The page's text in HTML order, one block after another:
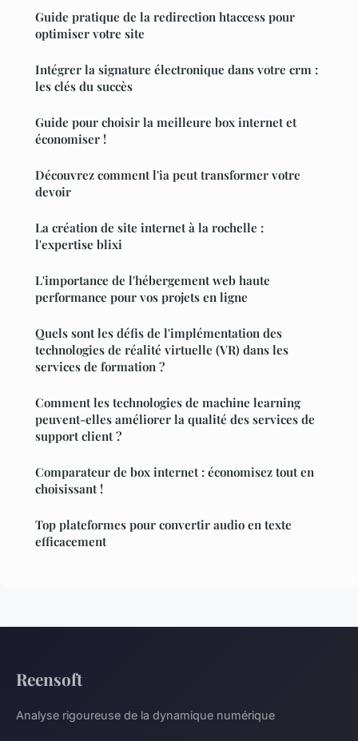
Guide pratique de la redirection htaccess pour
optimiser votre site
Intégrer la signature électronique dans votre crm :
les clés du succès
Guide pour choisir la meilleure box internet et
économiser !
Découvrez comment l'ia peut transformer votre
devoir
La création de site internet à la rochelle :
l'expertise blixi
L'importance de l'hébergement web haute
performance pour vos projets en ligne
Quels sont les défis de l'implémentation des
technologies de réalité virtuelle (VR) dans les
services de formation ?
Comment les technologies de machine learning
peuvent-elles améliorer la qualité des services de
support client ?
Comparateur de box internet : économisez tout en
choisissant !
Top plateformes pour convertir audio en texte
efficacement
Reensoft
Analyse rigoureuse de la dynamique numérique